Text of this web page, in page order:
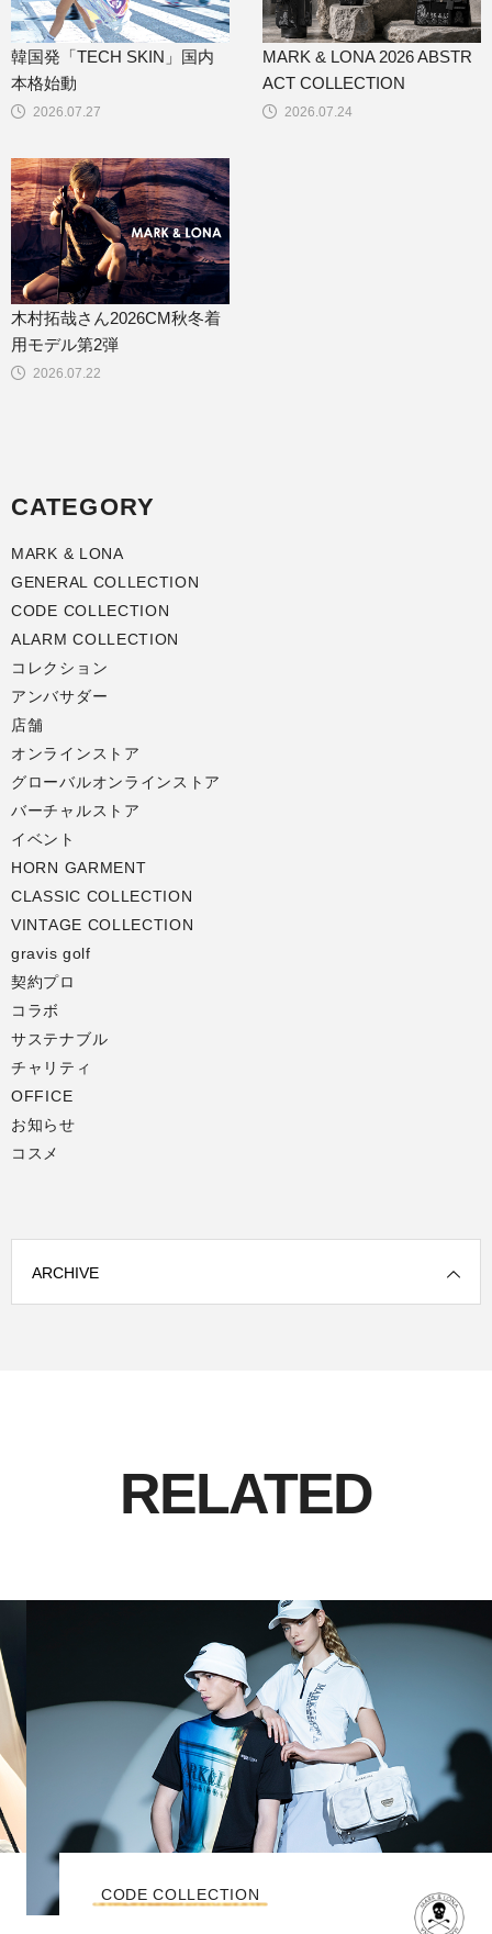
2026.07.27
韓国発「TECH SKIN」国内
本格始動
2026.07.24
MARK & LONA 2026 ABSTR
ACT COLLECTION
2026.07.22
木村拓哉さん2026CM秋冬着
用モデル第2弾
CATEGORY
MARK & LONA
GENERAL COLLECTION
CODE COLLECTION
ALARM COLLECTION
コレクション
アンバサダー
店舗
オンラインストア
グローバルオンラインストア
バーチャルストア
イベント
HORN GARMENT
CLASSIC COLLECTION
VINTAGE COLLECTION
gravis golf
契約プロ
コラボ
サステナブル
チャリティ
OFFICE
お知らせ
コスメ
ARCHIVE
RELATED
CODE COLLECTION